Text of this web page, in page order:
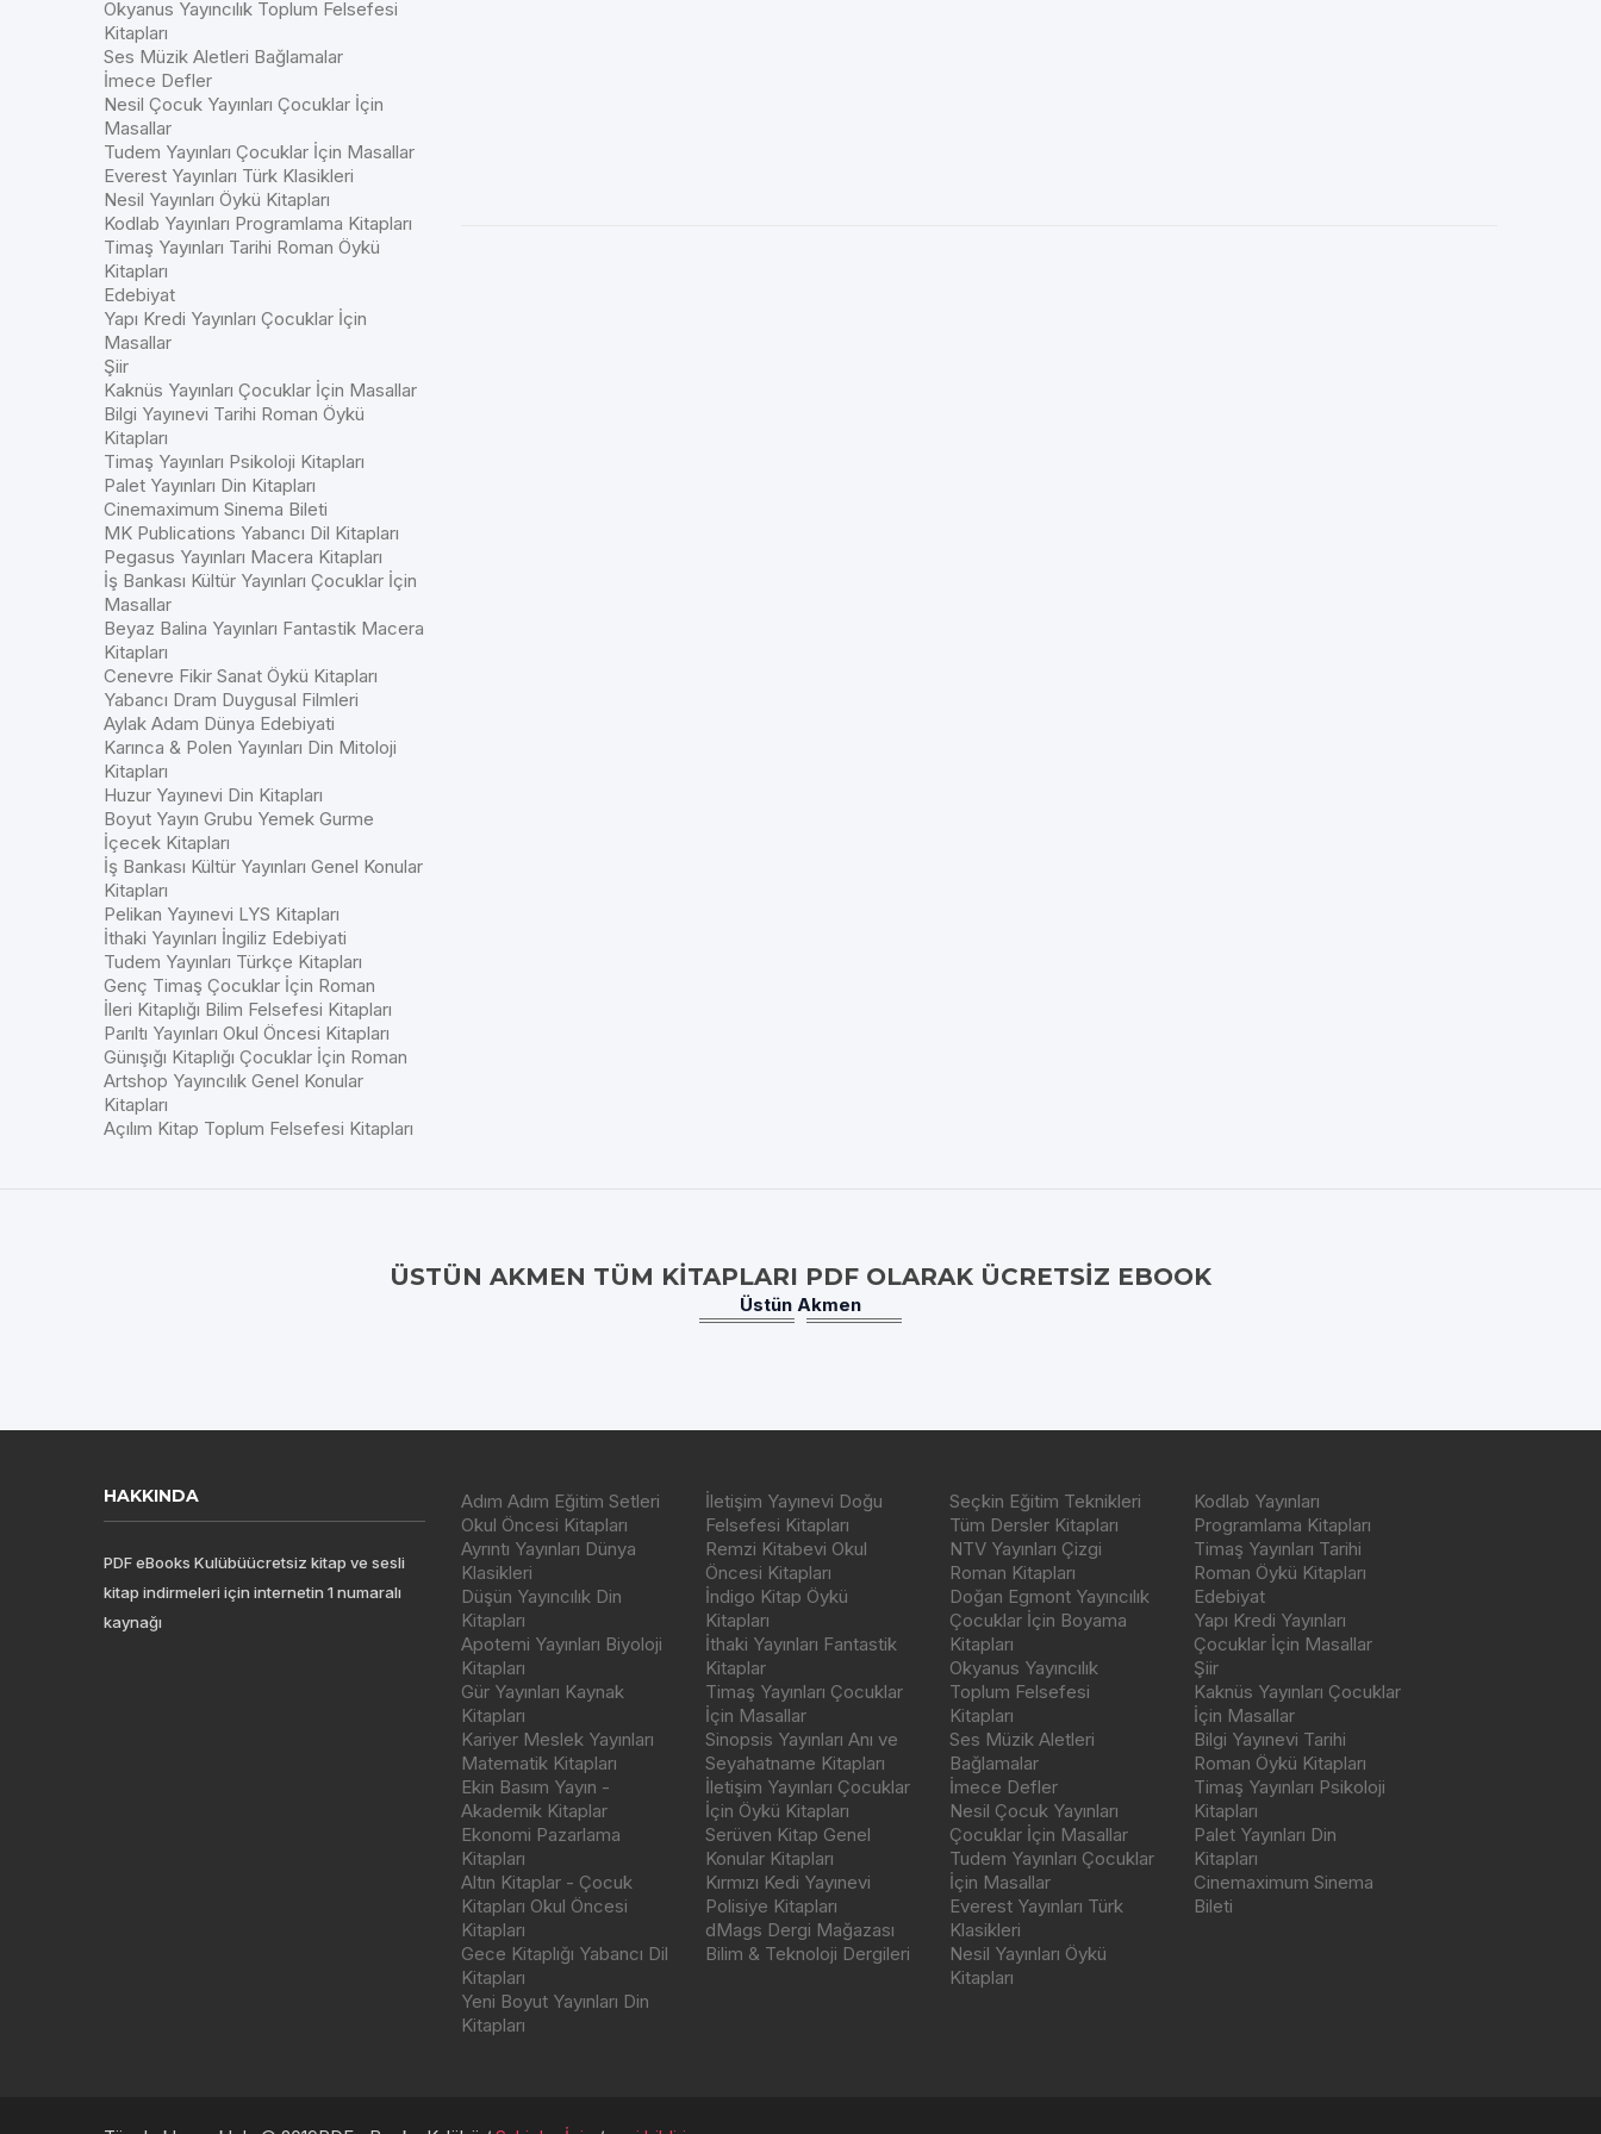
Okyanus Yayıncılık Toplum Felsefesi
Kitapları
Ses Müzik Aletleri Bağlamalar
İmece Defler
Nesil Çocuk Yayınları Çocuklar İçin
Masallar
Tudem Yayınları Çocuklar İçin Masallar
Everest Yayınları Türk Klasikleri
Nesil Yayınları Öykü Kitapları
Kodlab Yayınları Programlama Kitapları
Timaş Yayınları Tarihi Roman Öykü
Kitapları
Edebiyat
Yapı Kredi Yayınları Çocuklar İçin
Masallar
Şiir
Kaknüs Yayınları Çocuklar İçin Masallar
Bilgi Yayınevi Tarihi Roman Öykü
Kitapları
Timaş Yayınları Psikoloji Kitapları
Palet Yayınları Din Kitapları
Cinemaximum Sinema Bileti
MK Publications Yabancı Dil Kitapları
Pegasus Yayınları Macera Kitapları
İş Bankası Kültür Yayınları Çocuklar İçin
Masallar
Beyaz Balina Yayınları Fantastik Macera
Kitapları
Cenevre Fikir Sanat Öykü Kitapları
Yabancı Dram Duygusal Filmleri
Aylak Adam Dünya Edebiyati
Karınca & Polen Yayınları Din Mitoloji
Kitapları
Huzur Yayınevi Din Kitapları
Boyut Yayın Grubu Yemek Gurme
İçecek Kitapları
İş Bankası Kültür Yayınları Genel Konular
Kitapları
Pelikan Yayınevi LYS Kitapları
İthaki Yayınları İngiliz Edebiyati
Tudem Yayınları Türkçe Kitapları
Genç Timaş Çocuklar İçin Roman
İleri Kitaplığı Bilim Felsefesi Kitapları
Parıltı Yayınları Okul Öncesi Kitapları
Günışığı Kitaplığı Çocuklar İçin Roman
Artshop Yayıncılık Genel Konular
Kitapları
Açılım Kitap Toplum Felsefesi Kitapları
ÜSTÜN AKMEN TÜM KITAPLARI PDF OLARAK ÜCRETSIZ EBOOK
Üstün Akmen
HAKKINDA
PDF eBooks Kulübüücretsiz kitap ve sesli
kitap indirmeleri için internetin 1 numaralı
kaynağı
Adım Adım Eğitim Setleri
Okul Öncesi Kitapları
Ayrıntı Yayınları Dünya
Klasikleri
Düşün Yayıncılık Din
Kitapları
Apotemi Yayınları Biyoloji
Kitapları
Gür Yayınları Kaynak
Kitapları
Kariyer Meslek Yayınları
Matematik Kitapları
Ekin Basım Yayın -
Akademik Kitaplar
Ekonomi Pazarlama
Kitapları
Altın Kitaplar - Çocuk
Kitapları Okul Öncesi
Kitapları
Gece Kitaplığı Yabancı Dil
Kitapları
Yeni Boyut Yayınları Din
Kitapları
İletişim Yayınevi Doğu
Felsefesi Kitapları
Remzi Kitabevi Okul
Öncesi Kitapları
İndigo Kitap Öykü
Kitapları
İthaki Yayınları Fantastik
Kitaplar
Timaş Yayınları Çocuklar
İçin Masallar
Sinopsis Yayınları Anı ve
Seyahatname Kitapları
İletişim Yayınları Çocuklar
İçin Öykü Kitapları
Serüven Kitap Genel
Konular Kitapları
Kırmızı Kedi Yayınevi
Polisiye Kitapları
dMags Dergi Mağazası
Bilim & Teknoloji Dergileri
Seçkin Eğitim Teknikleri
Tüm Dersler Kitapları
NTV Yayınları Çizgi
Roman Kitapları
Doğan Egmont Yayıncılık
Çocuklar İçin Boyama
Kitapları
Okyanus Yayıncılık
Toplum Felsefesi
Kitapları
Ses Müzik Aletleri
Bağlamalar
İmece Defler
Nesil Çocuk Yayınları
Çocuklar İçin Masallar
Tudem Yayınları Çocuklar
İçin Masallar
Everest Yayınları Türk
Klasikleri
Nesil Yayınları Öykü
Kitapları
Kodlab Yayınları
Programlama Kitapları
Timaş Yayınları Tarihi
Roman Öykü Kitapları
Edebiyat
Yapı Kredi Yayınları
Çocuklar İçin Masallar
Şiir
Kaknüs Yayınları Çocuklar
İçin Masallar
Bilgi Yayınevi Tarihi
Roman Öykü Kitapları
Timaş Yayınları Psikoloji
Kitapları
Palet Yayınları Din
Kitapları
Cinemaximum Sinema
Bileti